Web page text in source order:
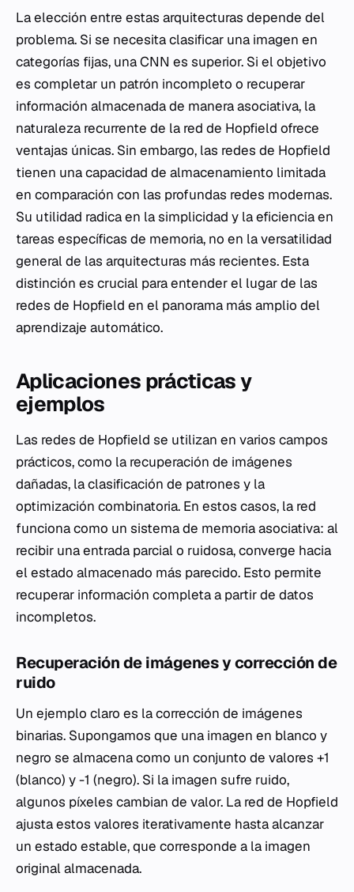
La elección entre estas arquitecturas depende del
problema. Si se necesita clasificar una imagen en
categorías fijas, una CNN es superior. Si el objetivo
es completar un patrón incompleto o recuperar
información almacenada de manera asociativa, la
naturaleza recurrente de la red de Hopfield ofrece
ventajas únicas. Sin embargo, las redes de Hopfield
tienen una capacidad de almacenamiento limitada
en comparación con las profundas redes modernas.
Su utilidad radica en la simplicidad y la eficiencia en
tareas específicas de memoria, no en la versatilidad
general de las arquitecturas más recientes. Esta
distinción es crucial para entender el lugar de las
redes de Hopfield en el panorama más amplio del
aprendizaje automático.
Aplicaciones prácticas y
ejemplos
Las redes de Hopfield se utilizan en varios campos
prácticos, como la recuperación de imágenes
dañadas, la clasificación de patrones y la
optimización combinatoria. En estos casos, la red
funciona como un sistema de memoria asociativa: al
recibir una entrada parcial o ruidosa, converge hacia
el estado almacenado más parecido. Esto permite
recuperar información completa a partir de datos
incompletos.
Recuperación de imágenes y corrección de
ruido
Un ejemplo claro es la corrección de imágenes
binarias. Supongamos que una imagen en blanco y
negro se almacena como un conjunto de valores +1
(blanco) y -1 (negro). Si la imagen sufre ruido,
algunos píxeles cambian de valor. La red de Hopfield
ajusta estos valores iterativamente hasta alcanzar
un estado estable, que corresponde a la imagen
original almacenada.